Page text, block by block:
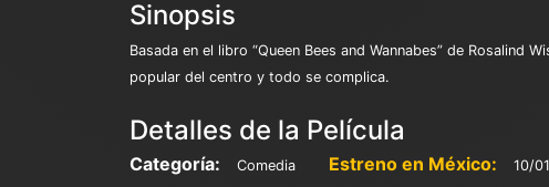
Sinopsis
Basada en el libro “Queen Bees and Wannabes” de
popular del centro y todo se complica.
Detalles de la Película
Categoría: Comedia Estreno en México: 10/